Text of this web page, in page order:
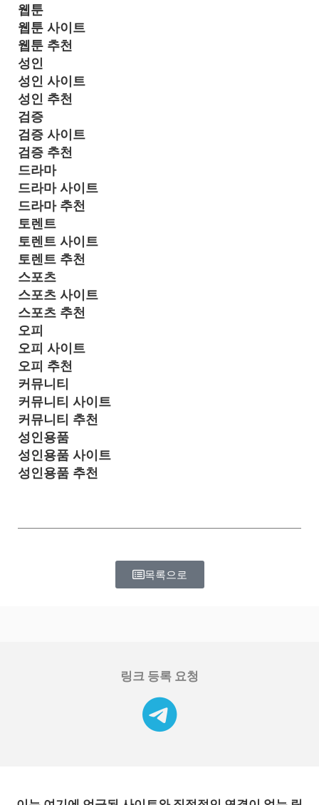
웹툰
웹툰 사이트
웹툰 추천
성인
성인 사이트
성인 추천
검증
검증 사이트
검증 추천
드라마
드라마 사이트
드라마 추천
토렌트
토렌트 사이트
토렌트 추천
스포츠
스포츠 사이트
스포츠 추천
오피
오피 사이트
오피 추천
커뮤니티
커뮤니티 사이트
커뮤니티 추천
성인용품
성인용품 사이트
성인용품 추천
목록으로
링크 등록 요청